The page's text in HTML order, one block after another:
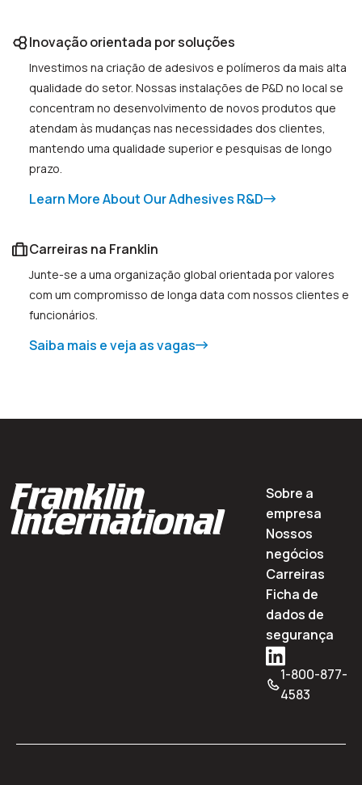
Inovação orientada por soluções
Investimos na criação de adesivos e polímeros da mais alta
qualidade do setor. Nossas instalações de P&D no local se
concentram no desenvolvimento de novos produtos que
atendam às mudanças nas necessidades dos clientes,
mantendo uma qualidade superior e pesquisas de longo
prazo.
Learn More About Our Adhesives R&D
Carreiras na Franklin
Junte-se a uma organização global orientada por valores
com um compromisso de longa data com nossos clientes e
funcionários.
Saiba mais e veja as vagas
Sobre a
empresa
Nossos
negócios
Carreiras
Ficha de
dados de
segurança
1-800-877-
4583